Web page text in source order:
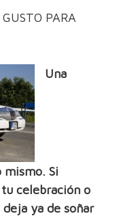
PARA
Una
mismo. Si
celebración o
ya de soñar